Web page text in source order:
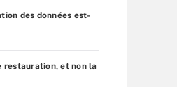
des données est-
restauration, et non la